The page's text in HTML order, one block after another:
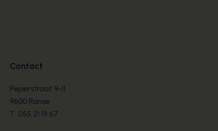
Contact
Peperstraat 9-11
9600 Ronse
T. 055 21 19 67